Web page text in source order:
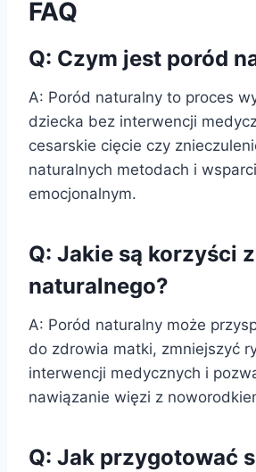
FAQ
Q: Czym jest poród
A: Poród naturalny to proces
dziecka bez interwencji
cesarskie cięcie czy
naturalnych metodach i
emocjonalnym.
Q: Jakie są korzyści
naturalnego?
A: Poród naturalny może
do zdrowia matki, zmniejszyć
interwencji medycznych i
nawiązanie więzi z
Q: Jak przygotować